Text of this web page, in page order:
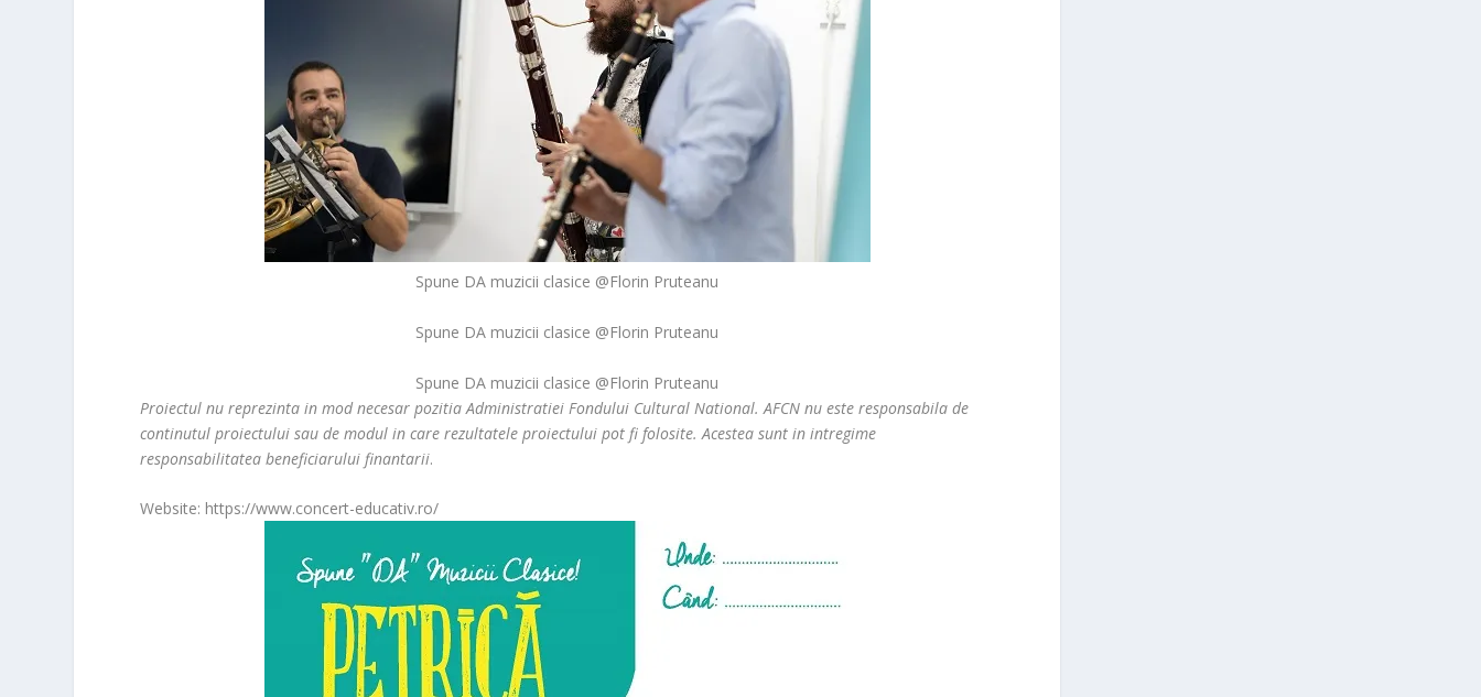
Spune DA muzicii clasice @Florin Pruteanu
Spune DA muzicii clasice @Florin Pruteanu
Spune DA muzicii clasice @Florin Pruteanu
Proiectul nu reprezinta in mod necesar pozitia Administratiei Fondului Cultural National. AFCN nu este responsabila de
continutul proiectului sau de modul in care rezultatele proiectului pot fi folosite. Acestea sunt in intregime
responsabilitatea beneficiarului finantarii.
Website: https://www.concert-educativ.ro/